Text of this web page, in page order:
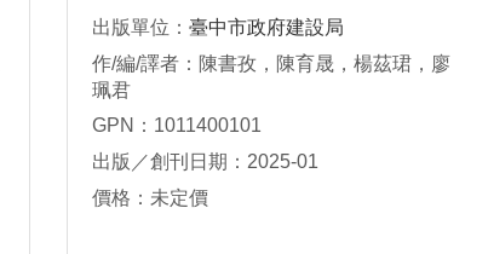
出版單位： 臺中市政府建設局
作/編/譯者：陳書孜，陳育晟，楊茲珺，廖
珮君
GPN：1011400101
出版／創刊日期：2025-01
價格：未定價